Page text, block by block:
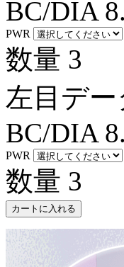
BC/DIA
PWR
数量 3
左目デー
BC/DIA
PWR
数量 3
カートに入れる